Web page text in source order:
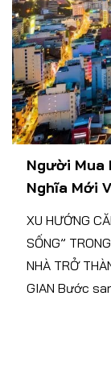
Người Mua
Nghĩa Mới
XU HƯỚNG
SỐNG”
NHÀ TRỞ
GIAN Bước